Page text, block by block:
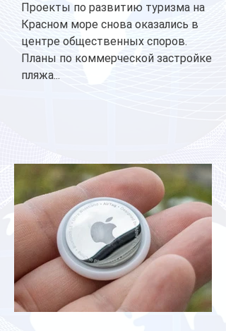
Проекты по развитию туризма на
Красном море снова оказались в
центре общественных споров.
Планы по коммерческой застройке
пляжа...